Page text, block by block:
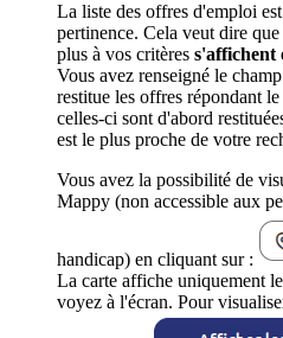
La liste des offres d'emploi
pertinence. Cela veut dire
plus à vos critères s'affichent
Vous avez renseigné le
restitue les offres répondant
celles-ci sont d'abord
est le plus proche de votre
Vous avez la possibilité de
Mappy (non accessible aux
handicap) en cliquant sur :
La carte affiche uniquement
voyez à l'écran. Pour